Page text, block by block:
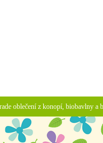
oblečení z konopí, biobavlny a